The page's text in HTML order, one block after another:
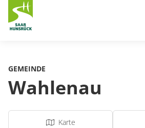
GEMEINDE
Wahlenau
Karte